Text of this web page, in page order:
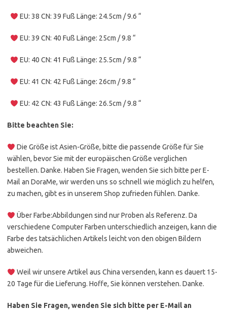
EU: 38 CN: 39 Fuß Länge: 24.5cm / 9.6 “
EU: 39 CN: 40 Fuß Länge: 25cm / 9.8 “
EU: 40 CN: 41 Fuß Länge: 25.5cm / 9.8 “
EU: 41 CN: 42 Fuß Länge: 26cm / 9.8 “
EU: 42 CN: 43 Fuß Länge: 26.5cm / 9.8 “
Bitte beachten Sie:
Die Größe ist Asien-Größe, bitte die passende Größe für Sie
wählen, bevor Sie mit der europäischen Größe verglichen
bestellen. Danke. Haben Sie Fragen, wenden Sie sich bitte per E-
Mail an DoraMe, wir werden uns so schnell wie möglich zu helfen,
zu machen, gibt es in unserem Shop zufrieden fühlen. Danke.
Über Farbe:Abbildungen sind nur Proben als Referenz. Da
verschiedene Computer Farben unterschiedlich anzeigen, kann die
Farbe des tatsächlichen Artikels leicht von den obigen Bildern
abweichen.
Weil wir unsere Artikel aus China versenden, kann es dauert 15-
20 Tage für die Lieferung. Hoffe, Sie können verstehen. Danke.
Haben Sie Fragen, wenden Sie sich bitte per E-Mail an